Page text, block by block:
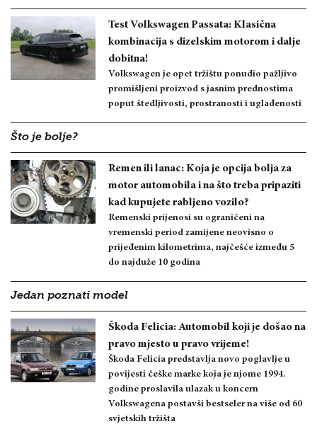
Test Volkswagen Passata: Klasična
kombinacija s dizelskim motorom i dalje
dobitna!
Volkswagen je opet tržištu ponudio pažljivo
promišljeni proizvod s jasnim prednostima
poput štedljivosti, prostranosti i uglađenosti
Što je bolje?
Remen ili lanac: Koja je opcija bolja za
motor automobila i na što treba pripaziti
kad kupujete rabljeno vozilo?
Remenski prijenosi su ograničeni na
vremenski period zamijene neovisno o
prijeđenim kilometrima, najčešće između 5
do najduže 10 godina
Jedan poznati model
Škoda Felicia: Automobil koji je došao na
pravo mjesto u pravo vrijeme!
Škoda Felicia predstavlja novo poglavlje u
povijesti češke marke koja je njome 1994.
godine proslavila ulazak u koncern
Volkswagena postavši bestseler na više od 60
svjetskih tržišta